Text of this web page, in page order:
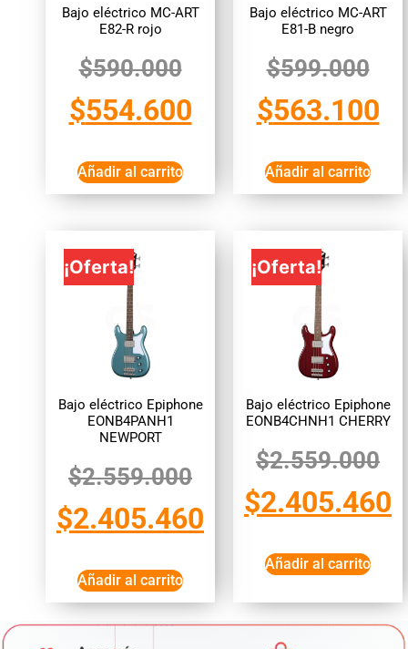
Bajo eléctrico MC-ART
E82-R rojo
$590.000
$554.600
Añadir al carrito
Bajo eléctrico MC-ART
E81-B negro
$599.000
$563.100
Añadir al carrito
¡Oferta!
Bajo eléctrico Epiphone
EONB4PANH1
NEWPORT
$2.559.000
$2.405.460
Añadir al carrito
¡Oferta!
Bajo eléctrico Epiphone
EONB4CHNH1 CHERRY
$2.559.000
$2.405.460
Añadir al carrito